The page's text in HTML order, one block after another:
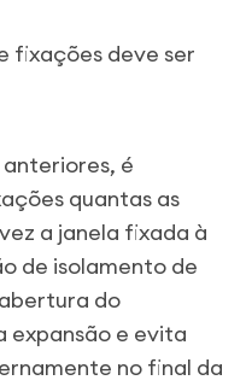
fixações deve ser
anteriores, é
quantas as
a janela fixada à
de isolamento de
do
expansão e evita
no final da